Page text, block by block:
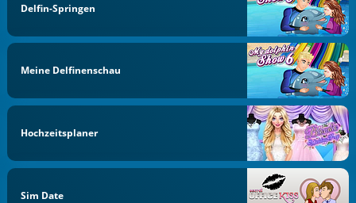
Delfin-Springen
Meine Delfinenschau
Hochzeitsplaner
Sim Date